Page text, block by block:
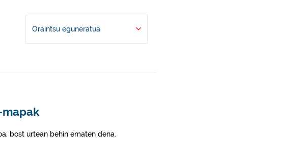
Oraintsu eguneratua
mapak
bost urtean behin ematen dena.